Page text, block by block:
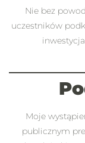
Nie bez
uczestników
Moje
publicznym